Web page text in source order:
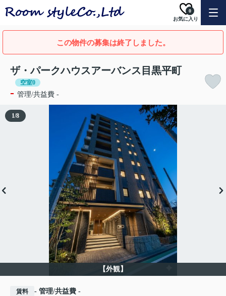
お気に入り
0
この物件の募集は終了しました。
ザ・パークハウスアーバンス目黒平町
空室0
- 管理/共益費 -
【外観】
1/8
賃料 - 管理/共益費 -